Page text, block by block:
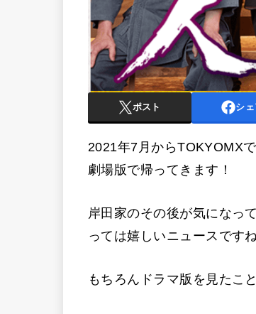
ポスト シ
2021年7月からTOKYOMX
劇場版で帰ってきます！
岸田家のその後が気になっ
っては嬉しいニュースですね
もちろんドラマ版を見たこ